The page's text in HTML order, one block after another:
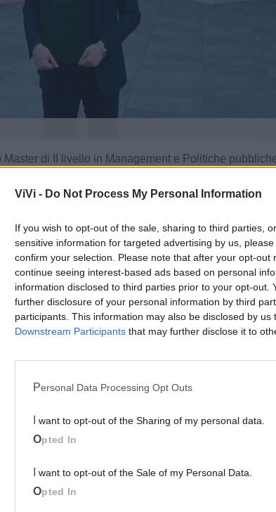
ViVi - Do Not Process My Personal Information
If you wish to opt-out of the sale, sharing to third parties,
sensitive information for targeted advertising by us,
confirm your selection. Please note that after your opt-out
continue seeing interest-based ads based on personal
information disclosed to third parties prior to your opt-out.
further disclosure of your personal information by third
participants. This information may also be disclosed by us
Downstream Participants that may further disclose it to
Personal Data Processing Opt Outs
I want to opt-out of the Sharing of my personal data.
Opted In
I want to opt-out of the Sale of my Personal Data.
Opted In
di II livello in Management e Politiche
di Roma.
professionale da funzionario di Stato alla Presidenza
codice promozionale.
smartphone
le notizie della tua città direttamente sul tuo